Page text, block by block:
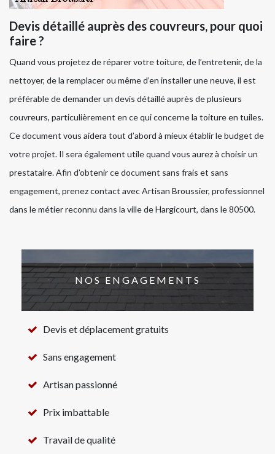
Devis détaillé auprès des couvreurs, pour quoi
faire ?
Quand vous projetez de réparer votre toiture, de l’entretenir, de la
nettoyer, de la remplacer ou même d’en installer une neuve, il est
préférable de demander un devis détaillé auprès de plusieurs
couvreurs, particulièrement en ce qui concerne la toiture en tuiles.
Ce document vous aidera tout d’abord à mieux établir le budget de
votre projet. Il sera également utile quand vous aurez à choisir un
prestataire. Afin d’obtenir ce document sans frais et sans
engagement, prenez contact avec Artisan Broussier, professionnel
dans le métier reconnu dans la ville de Hargicourt, dans le 80500.
NOS ENGAGEMENTS
Devis et déplacement gratuits
Sans engagement
Artisan passionné
Prix imbattable
Travail de qualité